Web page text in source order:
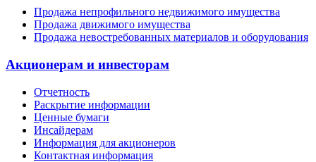
Продажа непрофильного недвижимого имущества
Продажа движимого имущества
Продажа невостребованных материалов и оборудования
Акционерам и инвесторам
Отчетность
Раскрытие информации
Ценные бумаги
Инсайдерам
Информация для акционеров
Контактная информация